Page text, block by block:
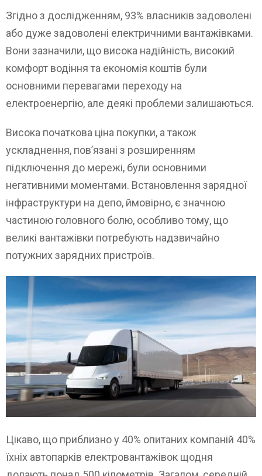
Згідно з дослідженням, 93% власників задоволені
або дуже задоволені електричними вантажівками.
Вони зазначили, що висока надійність, високий
комфорт водіння та економія коштів були
основними перевагами переходу на
електроенергію, але деякі проблеми залишаються.
Висока початкова ціна покупки, а також
ускладнення, пов’язані з розширенням
підключення до мережі, були основними
негативними моментами. Встановлення зарядної
інфраструктури на депо, ймовірно, є значною
частиною головного болю, особливо тому, що
великі вантажівки потребують надзвичайно
потужних зарядних пристроїв.
Цікаво, що приблизно у 40% опитаних компаній 40%
їхніх автопарків електровантажівок щодня